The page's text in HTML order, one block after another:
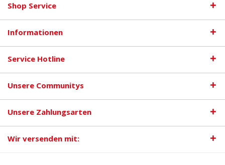
Shop Service
Informationen
Service Hotline
Unsere Communitys
Unsere Zahlungsarten
Wir versenden mit: